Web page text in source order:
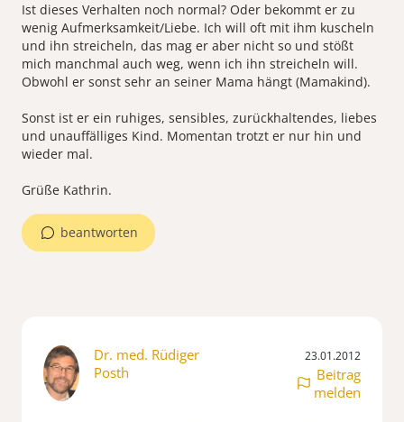
Ist dieses Verhalten noch normal? Oder bekommt er zu
wenig Aufmerksamkeit/Liebe. Ich will oft mit ihm kuscheln
und ihn streicheln, das mag er aber nicht so und stößt
mich manchmal auch weg, wenn ich ihn streicheln will.
Obwohl er sonst sehr an seiner Mama hängt (Mamakind).
Sonst ist er ein ruhiges, sensibles, zurückhaltendes, liebes
und unauffälliges Kind. Momentan trotzt er nur hin und
wieder mal.
Grüße Kathrin.
beantworten
Dr. med. Rüdiger
Posth
23.01.2012
Beitrag
melden